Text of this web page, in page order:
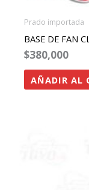
Prado importada
BASE DE FAN
$380,000
AÑADIR AL